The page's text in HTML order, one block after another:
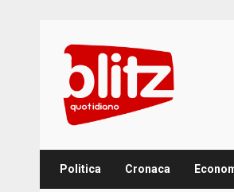
content
Politica Cronaca